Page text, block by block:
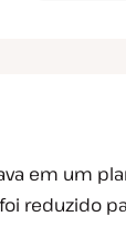
em um
reduzido